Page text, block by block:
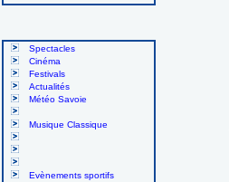
Spectacles
Cinéma
Festivals
Actualités
Météo Savoie
Musique Classique
Evènements sportifs